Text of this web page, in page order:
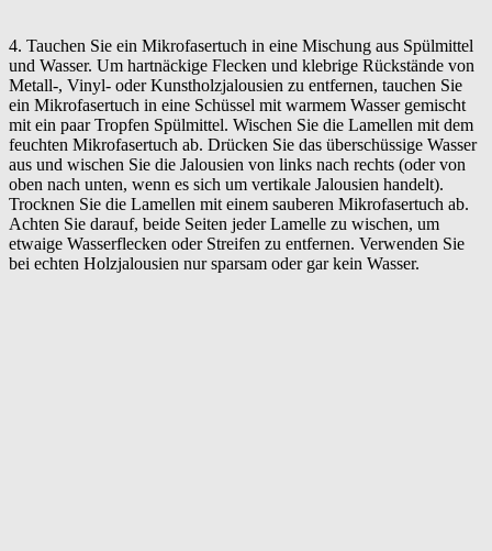
4. Tauchen Sie ein Mikrofasertuch in eine Mischung aus Spülmittel
und Wasser. Um hartnäckige Flecken und klebrige Rückstände von
Metall-, Vinyl- oder Kunstholzjalousien zu entfernen, tauchen Sie
ein Mikrofasertuch in eine Schüssel mit warmem Wasser gemischt
mit ein paar Tropfen Spülmittel. Wischen Sie die Lamellen mit dem
feuchten Mikrofasertuch ab. Drücken Sie das überschüssige Wasser
aus und wischen Sie die Jalousien von links nach rechts (oder von
oben nach unten, wenn es sich um vertikale Jalousien handelt).
Trocknen Sie die Lamellen mit einem sauberen Mikrofasertuch ab.
Achten Sie darauf, beide Seiten jeder Lamelle zu wischen, um
etwaige Wasserflecken oder Streifen zu entfernen. Verwenden Sie
bei echten Holzjalousien nur sparsam oder gar kein Wasser.